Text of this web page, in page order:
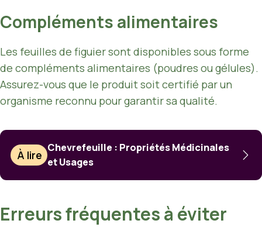
Compléments alimentaires
Les feuilles de figuier sont disponibles sous forme
de compléments alimentaires (poudres ou gélules).
Assurez-vous que le produit soit certifié par un
organisme reconnu pour garantir sa qualité.
À lire
Chevrefeuille : Propriétés Médicinales
et Usages
Erreurs fréquentes à éviter